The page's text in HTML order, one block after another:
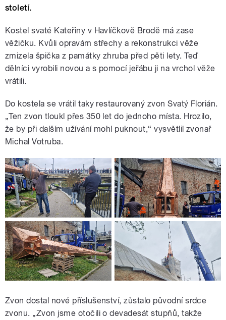
století.
Kostel svaté Kateřiny v Havlíčkově Brodě má zase
věžičku. Kvůli opravám střechy a rekonstrukci věže
zmizela špička z památky zhruba před pěti lety. Teď
dělníci vyrobili novou a s pomocí jeřábu ji na vrchol věže
vrátili.
Do kostela se vrátil taky restaurovaný zvon Svatý Florián.
„Ten zvon tloukl přes 350 let do jednoho místa. Hrozilo,
že by při dalším užívání mohl puknout,“ vysvětlil zvonař
Michal Votruba.
Zvon dostal nové příslušenství, zůstalo původní srdce
zvonu. „Zvon jsme otočili o devadesát stupňů, takže